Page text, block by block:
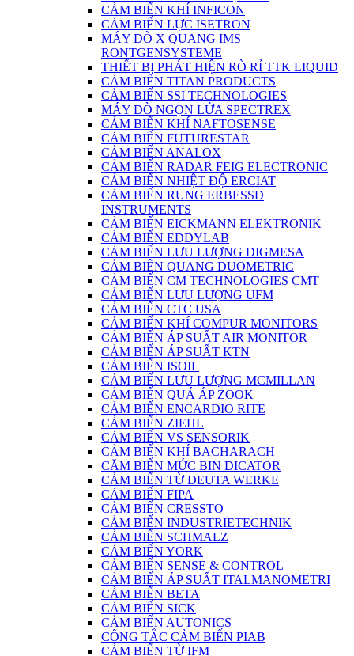
CẢM BIẾN KHÍ INFICON
CẢM BIẾN LỰC ISETRON
MÁY DÒ X QUANG IMS
RONTGENSYSTEME
THIẾT BỊ PHÁT HIỆN RÒ RỈ TTK LIQUID
CẢM BIẾN TITAN PRODUCTS
CẢM BIẾN SSI TECHNOLOGIES
MÁY DÒ NGỌN LỬA SPECTREX
CẢM BIẾN KHÍ NAFTOSENSE
CẢM BIẾN FUTURESTAR
CẢM BIẾN ANALOX
CẢM BIẾN RADAR FEIG ELECTRONIC
CẢM BIẾN NHIỆT ĐỘ ERCIAT
CẢM BIẾN RUNG ERBESSD
INSTRUMENTS
CẢM BIẾN EICKMANN ELEKTRONIK
CẢM BIẾN EDDYLAB
CẢM BIẾN LƯU LƯỢNG DIGMESA
CẢM BIÊN QUANG DUOMETRIC
CẢM BIẾN CM TECHNOLOGIES CMT
CẢM BIẾN LƯU LƯỢNG UFM
CẢM BIẾN CTC USA
CẢM BIẾN KHÍ COMPUR MONITORS
CẢM BIẾN ÁP SUẤT AIR MONITOR
CẢM BIẾN ÁP SUẤT KTN
CẢM BIẾN ISOIL
CẢM BIẾN LƯU LƯỢNG MCMILLAN
CẢM BIẾN QUÁ ÁP ZOOK
CẢM BIẾN ENCARDIO RITE
CẢM BIẾN ZIEHL
CẢM BIẾN VS SENSORIK
CẢM BIẾN KHÍ BACHARACH
CĂM BIẾN MỨC BIN DICATOR
CẢM BIẾN TỪ DEUTA WERKE
CẢM BIẾN FIPA
CẢM BIẾN CRESSTO
CẢM BIẾN INDUSTRIETECHNIK
CẢM BIẾN SCHMALZ
CẢM BIẾN YORK
CẢM BIẾN SENSE & CONTROL
CẢM BIẾN ÁP SUẤT ITALMANOMETRI
CẢM BIẾN BETA
CẢM BIẾN SICK
CẢM BIẾN AUTONICS
CÔNG TẮC CẢM BIẾN PIAB
CẢM BIẾN TỪ IFM